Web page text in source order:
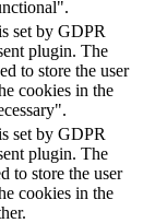
set by GDPR
plugin. The
to store the user
cookies in the
set by GDPR
plugin. The
to store the user
cookies in the